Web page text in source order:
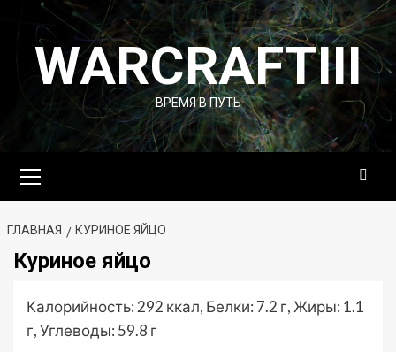
Перейти
содержимому
WARCRAFTIII
ВРЕМЯ В ПУТЬ
меню
ГЛАВНАЯ КУРИНОЕ ЯЙЦО
Куриное яйцо
Калорийность: 292 ккал, Белки: 7.2 г, Жиры: 1.1
г, Углеводы: 59.8 г